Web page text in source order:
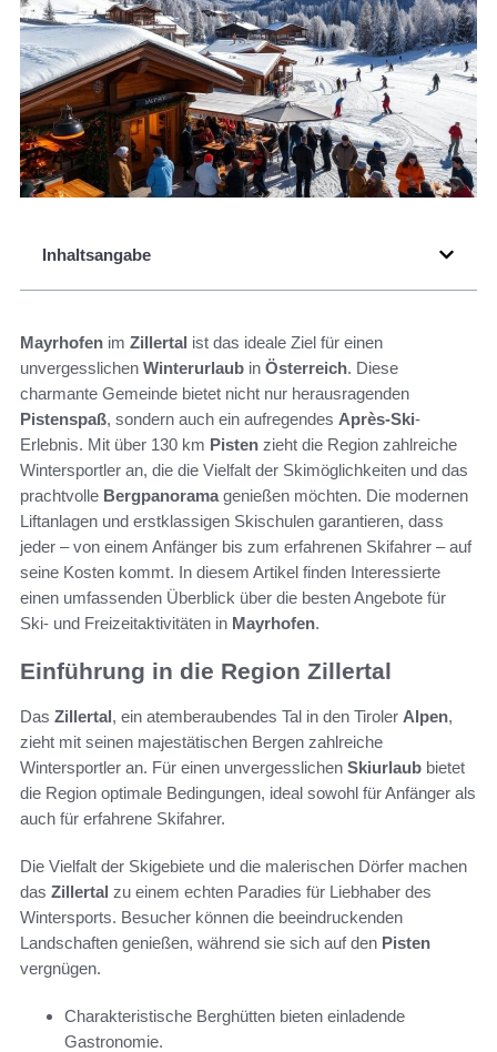
Inhaltsangabe
Mayrhofen im Zillertal ist das ideale Ziel für einen
unvergesslichen Winterurlaub in Österreich. Diese
charmante Gemeinde bietet nicht nur herausragenden
Pistenspaß, sondern auch ein aufregendes Après-Ski-
Erlebnis. Mit über 130 km Pisten zieht die Region zahlreiche
Wintersportler an, die die Vielfalt der Skimöglichkeiten und das
prachtvolle Bergpanoramagenießen möchten. Die modernen
Liftanlagen und erstklassigen Skischulen garantieren, dass
jeder – von einem Anfänger bis zum erfahrenen Skifahrer – auf
seine Kosten kommt. In diesem Artikel finden Interessierte
einen umfassenden Überblick über die besten Angebote für
Ski- und Freizeitaktivitäten in Mayrhofen.
Einführung in die Region Zillertal
Das Zillertal, ein atemberaubendes Tal in den Tiroler Alpen,
zieht mit seinen majestätischen Bergen zahlreiche
Wintersportler an. Für einen unvergesslichen Skiurlaub bietet
die Region optimale Bedingungen, ideal sowohl für Anfänger als
auch für erfahrene Skifahrer.
Die Vielfalt der Skigebiete und die malerischen Dörfer machen
das Zillertal zu einem echten Paradies für Liebhaber des
Wintersports. Besucher können die beeindruckenden
Landschaften genießen, während sie sich auf den Pisten
vergnügen.
Charakteristische Berghütten bieten einladende
Gastronomie.